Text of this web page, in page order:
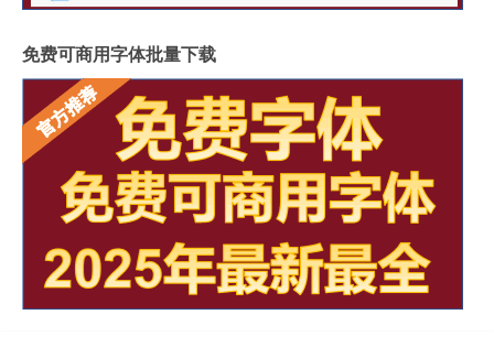
免费可商用字体批量下载